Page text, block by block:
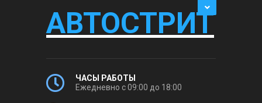
АВТОСТРИТ
ЧАСЫ РАБОТЫ
Ежедневно с 09:00 до 18:00